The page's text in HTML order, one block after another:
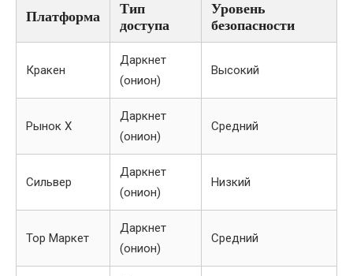
Платформа
Тип
доступа
Уровень
безопасности
Кракен
Даркнет
(онион)
Высокий
Рынок X
Даркнет
(онион)
Средний
Сильвер
Даркнет
(онион)
Низкий
Тор Маркет
Даркнет
(онион)
Средний